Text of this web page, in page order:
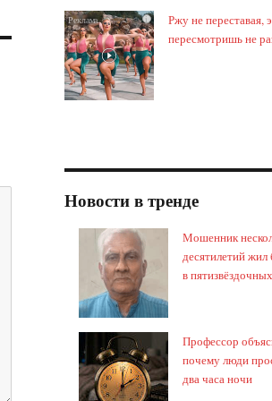
i
Ржу не переставая,
пересмотришь не
Новости в тренде
Мошенник
десятилетий жил
в
Профессор
почему люди
два часа ночи